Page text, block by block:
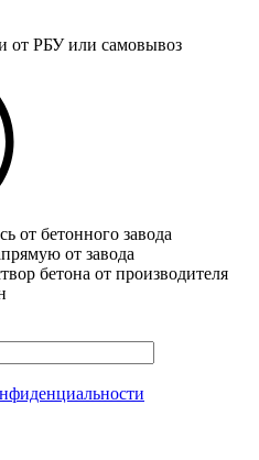
от РБУ или самовывоз
от бетонного завода
от завода
бетона от производителя